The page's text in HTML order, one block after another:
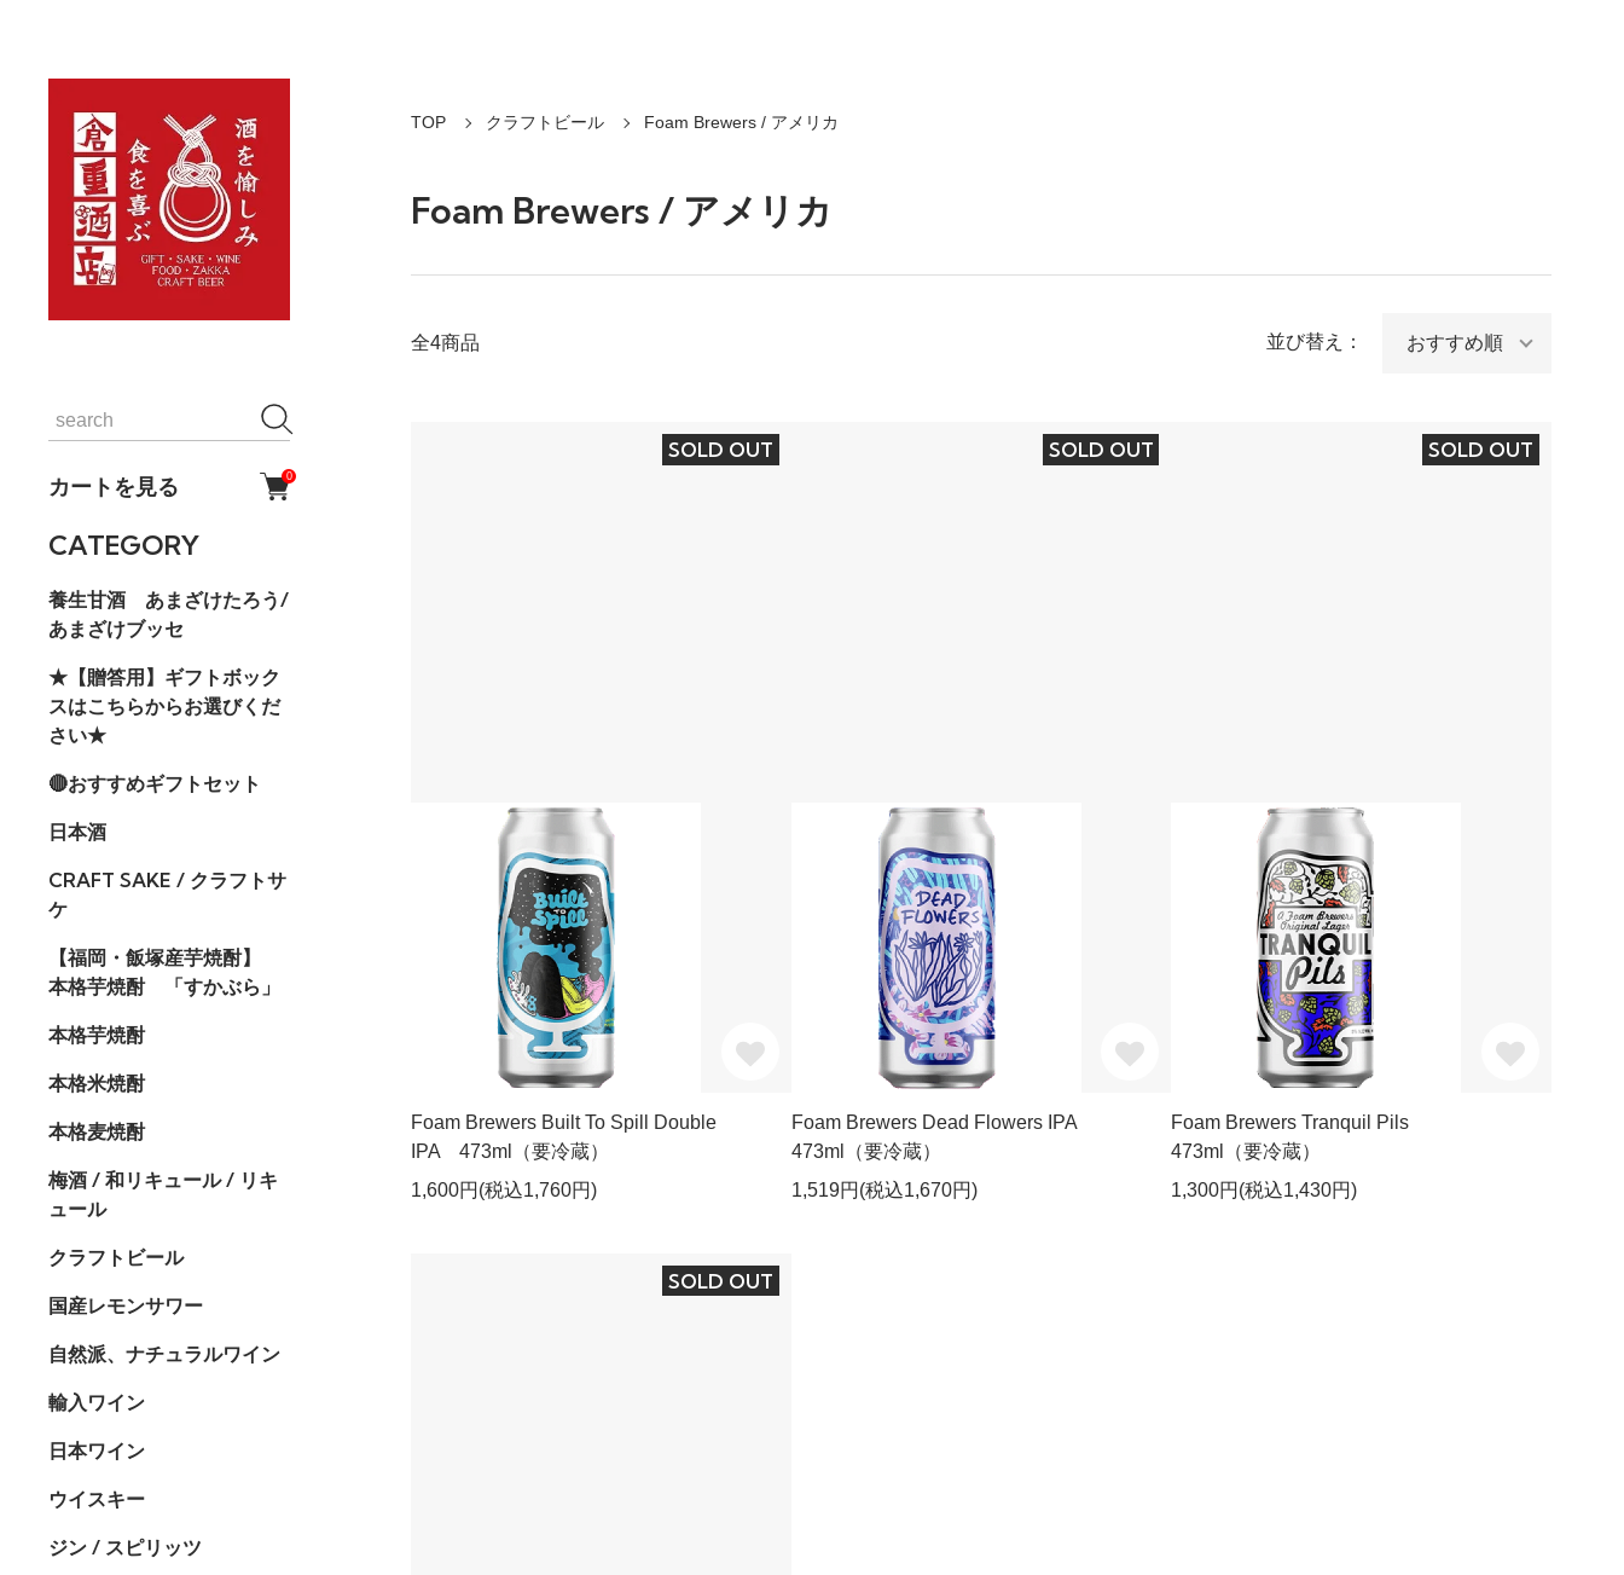
カートを見る 0
CATEGORY
養生甘酒 あまざけたろう/
あまざけブッセ
★【贈答用】ギフトボック
スはこちらからお選びくだ
さい★
🔴おすすめギフトセット
日本酒
CRAFT SAKE / クラフトサ
ケ
【福岡・飯塚産芋焼酎】
本格芋焼酎 「すかぶら」
本格芋焼酎
本格米焼酎
本格麦焼酎
梅酒 / 和リキュール / リキ
ュール
クラフトビール
国産レモンサワー
自然派、ナチュラルワイン
輸入ワイン
日本ワイン
ウイスキー
ジン / スピリッツ
TOP クラフトビール Foam Brewers / アメリカ
Foam Brewers / アメリカ
全4商品 並び替え：
SOLD OUT
Foam Brewers Built To Spill Double
IPA 473ml（要冷蔵）
1,600円(税込1,760円)
SOLD OUT
Foam Brewers Dead Flowers IPA
473ml（要冷蔵）
1,519円(税込1,670円)
SOLD OUT
Foam Brewers Tranquil Pils
473ml（要冷蔵）
1,300円(税込1,430円)
SOLD OUT